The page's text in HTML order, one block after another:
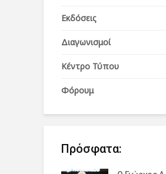
Εκδόσεις
Διαγωνισμοί
Κέντρο Τύπου
Φόρουμ
Πρόσφατα: